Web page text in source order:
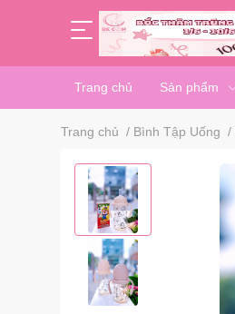
Trang chủ Sản phẩm
Trang chủ / Bình Tập Uống /